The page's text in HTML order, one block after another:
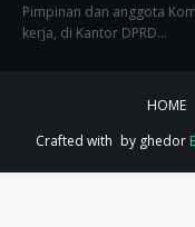
Pimpinan dan anggota
kerja, di Kantor DPRD…
HOME
Crafted with by ghedor